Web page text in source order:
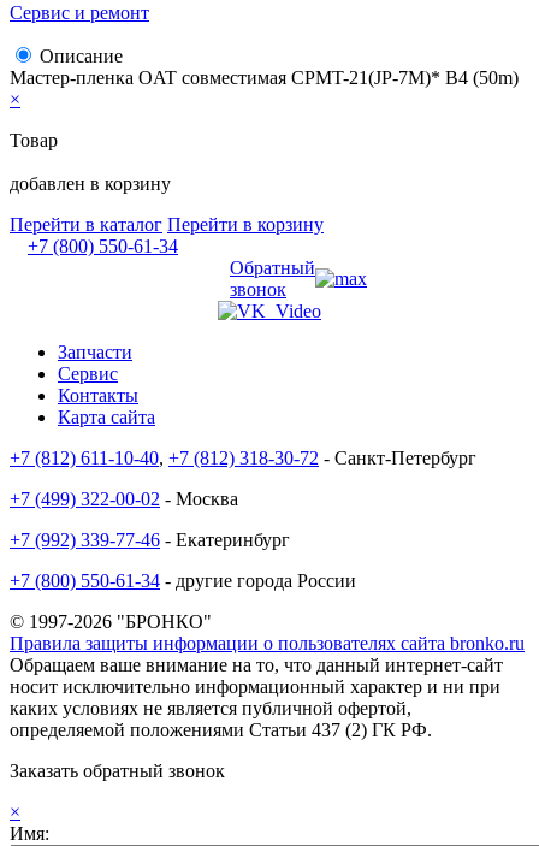
Сервис и ремонт
Описание
Мастер-пленка OAT совместимая CPMT-21(JP-7M)* B4 (50m)
×
Товар
добавлен в корзину
Перейти в каталог Перейти в корзину
+7 (800) 550-61-34
Обратный
звонок
Запчасти
Сервис
Контакты
Карта сайта
+7 (812) 611-10-40, +7 (812) 318-30-72 - Санкт-Петербург
+7 (499) 322-00-02 - Москва
+7 (992) 339-77-46 - Екатеринбург
+7 (800) 550-61-34 - другие города России
© 1997-2026 "БРОНКО"
Правила защиты информации о пользователях сайта bronko.ru
Обращаем ваше внимание на то, что данный интернет-сайт
носит исключительно информационный характер и ни при
каких условиях не является публичной офертой,
определяемой положениями Статьи 437 (2) ГК РФ.
Заказать обратный звонок
×
Имя: